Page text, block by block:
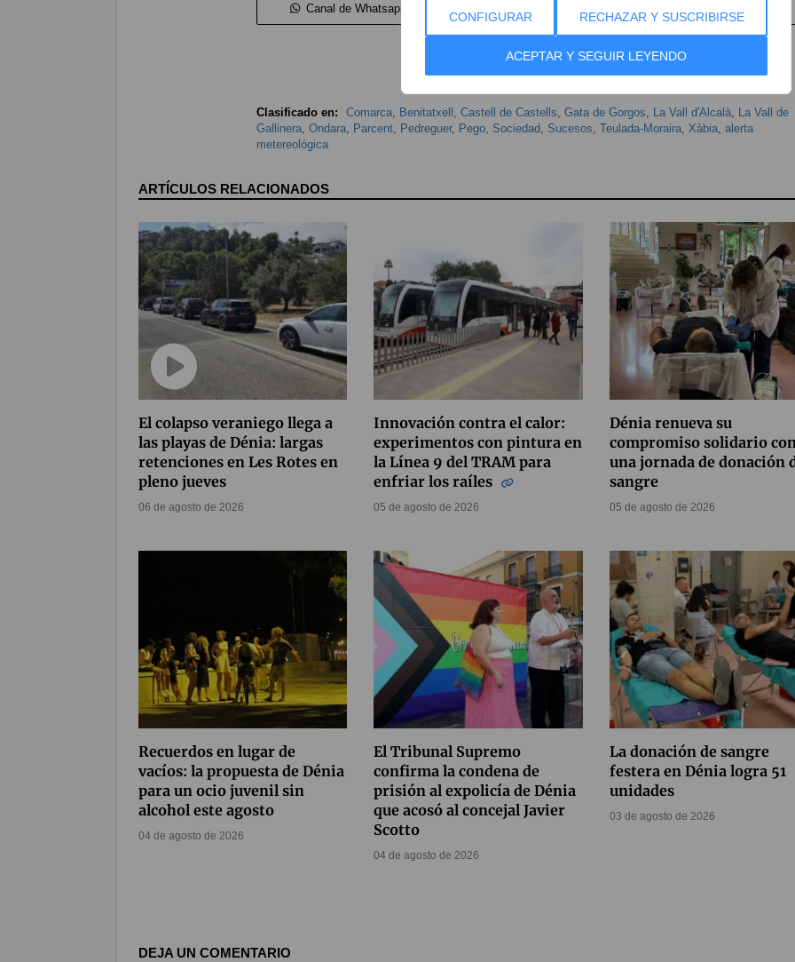
CONFIGURAR RECHAZAR Y SUSCRIBIRSE
ACEPTAR Y SEGUIR LEYENDO
Canal de Whatsapp
Clasificado en: Comarca, Benitatxell Castell de Castells Gata de Gorgos La Vall d'Alcalà, La Vall de
Gallinera, Ondara, Parcent, Pedreguer, Pego, Sociedad, Sucesos Teulada-Moraira, Xàbia, alerta
metereológica
ARTÍCULOS RELACIONADOS
El colapso veraniego llega a
las playas de Dénia: largas
retenciones en Les Rotes en
pleno jueves
06 de agosto de 2026
Innovación contra el calor:
experimentos con pintura en
la Línea 9 del TRAM para
enfriar los raíles
05 de agosto de 2026
Dénia renueva su
compromiso solidario
una jornada de donación
sangre
05 de agosto de 2026
Recuerdos en lugar de
vacíos: la propuesta de Dénia
para un ocio juvenil sin
alcohol este agosto
04 de agosto de 2026
El Tribunal Supremo
confirma la condena de
prisión al expolicía de Dénia
que acosó al concejal Javier
Scotto
04 de agosto de 2026
La donación de sangre
festera en Dénia logra 51
unidades
03 de agosto de 2026
DEJA UN COMENTARIO